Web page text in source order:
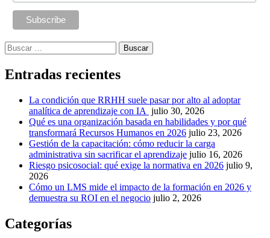
Buscar:
Entradas recientes
La condición que RRHH suele pasar por alto al adoptar
analítica de aprendizaje con IA julio 30, 2026
Qué es una organización basada en habilidades y por qué
transformará Recursos Humanos en 2026 julio 23, 2026
Gestión de la capacitación: cómo reducir la carga
administrativa sin sacrificar el aprendizaje julio 16, 2026
Riesgo psicosocial: qué exige la normativa en 2026 julio 9,
2026
Cómo un LMS mide el impacto de la formación en 2026 y
demuestra su ROI en el negocio julio 2, 2026
Categorías